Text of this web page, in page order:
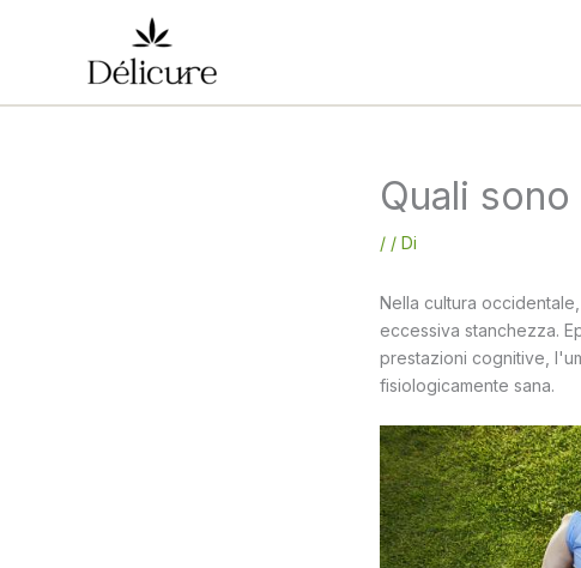
Quali
/ / Di
Nella cultura
eccessiva stanchezza.
prestazioni cognitive,
fisiologicamente sana.